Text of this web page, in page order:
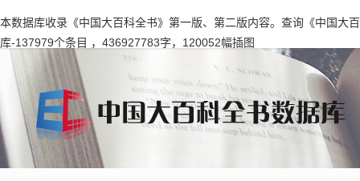
本数据库收录《中国大百科全书》第一版、第二版内容。查询《中国大
库-137979个条目 ，436927783字，120052幅插图